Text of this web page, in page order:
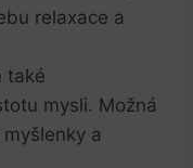
relaxace a
také
mysli. Možná
a